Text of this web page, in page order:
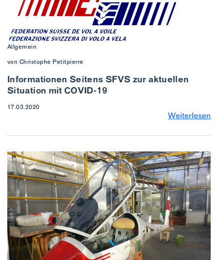
Allgemein
von Christophe Petitpierre
Informationen Seitens SFVS zur aktuellen
Situation mit COVID-19
17.03.2020
Weiterlesen